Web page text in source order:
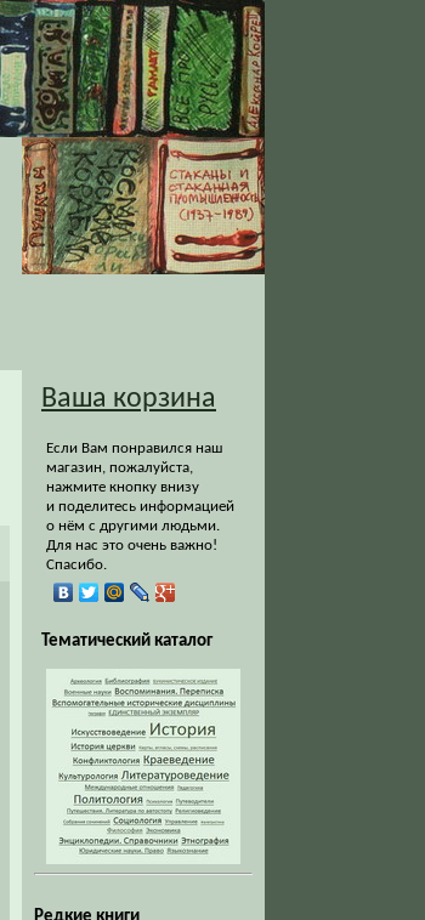
Ваша корзина
Если Вам понравился наш
магазин, пожалуйста,
нажмите кнопку внизу
и поделитесь информацией
о нём с другими людьми.
Для нас это очень важно!
Спасибо.
Тематический каталог